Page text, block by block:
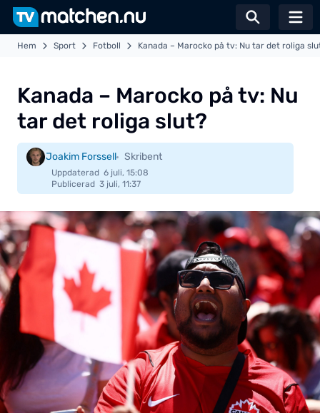
Växla
Hem Sport Fotboll Kanada – Marocko på tv: Nu tar det roliga
Kanada – Marocko på tv: Nu
tar det roliga slut?
Joakim Forssell Skribent
Uppdaterad 6 juli, 15:08
Publicerad 3 juli, 11:37